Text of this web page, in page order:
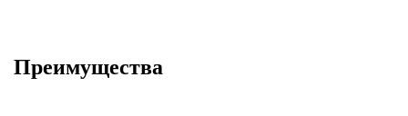
Преимущества